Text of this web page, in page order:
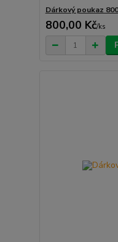
Dárkový poukaz
800,00 Kč/ks